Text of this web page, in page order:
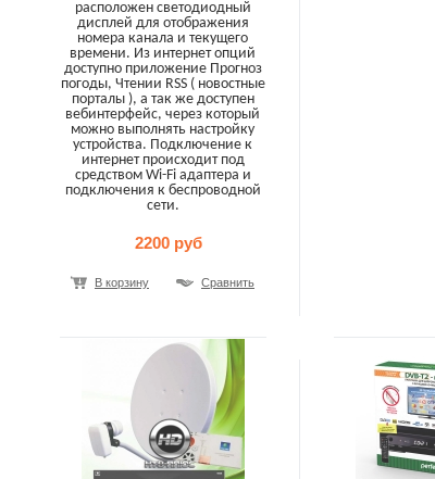
расположен светодиодный
дисплей для отображения
номера канала и текущего
времени. Из интернет опций
доступно приложение Прогноз
погоды, Чтении RSS ( новостные
порталы ), а так же доступен
вебинтерфейс, через который
можно выполнять настройку
устройства. Подключение к
интернет происходит под
средством Wi-Fi адаптера и
подключения к беспроводной
сети.
2200 руб
В корзину Сравнить